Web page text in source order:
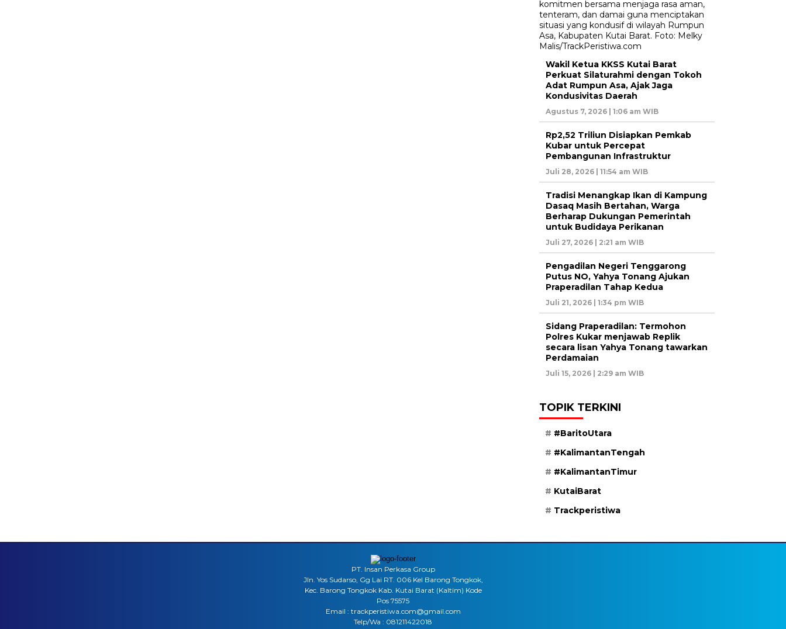
Wakil Ketua KKSS Kutai Barat
Perkuat Silaturahmi dengan Tokoh
Adat Rumpun Asa, Ajak Jaga
Kondusivitas Daerah
Agustus 7, 2026 | 1:06 am WIB
Rp2,52 Triliun Disiapkan Pemkab
Kubar untuk Percepat
Pembangunan Infrastruktur
Juli 28, 2026 | 11:54 am WIB
Tradisi Menangkap Ikan di Kampung
Dasaq Masih Bertahan, Warga
Berharap Dukungan Pemerintah
untuk Budidaya Perikanan
Juli 27, 2026 | 2:21 am WIB
Pengadilan Negeri Tenggarong
Putus NO, Yahya Tonang Ajukan
Praperadilan Tahap Kedua
Juli 21, 2026 | 1:34 pm WIB
Sidang Praperadilan: Termohon
Polres Kukar menjawab Replik
secara lisan Yahya Tonang tawarkan
Perdamaian
Juli 15, 2026 | 2:29 am WIB
TOPIK TERKINI
#BaritoUtara
#KalimantanTengah
#KalimantanTimur
KutaiBarat
Trackperistiwa
PT. Insan Perkasa Group
Jln. Yos Sudarso, Gg Lai RT. 006 Kel Barong Tongkok,
Kec. Barong Tongkok Kab. Kutai Barat (Kaltim) Kode
Pos 75575
Email : trackperistiwa.com@gmail.com
Telp/Wa : 081211422018